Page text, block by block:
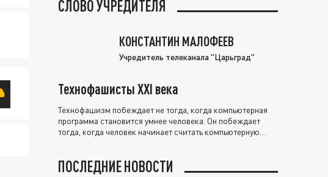
СЛОВО УЧРЕДИТЕЛЯ
КОНСТАНТИН МАЛОФЕЕВ
Учредитель телеканала "Царьград"
Технофашисты XXI века
Технофашизм побеждает не тогда, когда компьютерная
программа становится умнее человека. Он побеждает
тогда, когда человек начинает считать компьютерную
ПОСЛЕДНИЕ НОВОСТИ